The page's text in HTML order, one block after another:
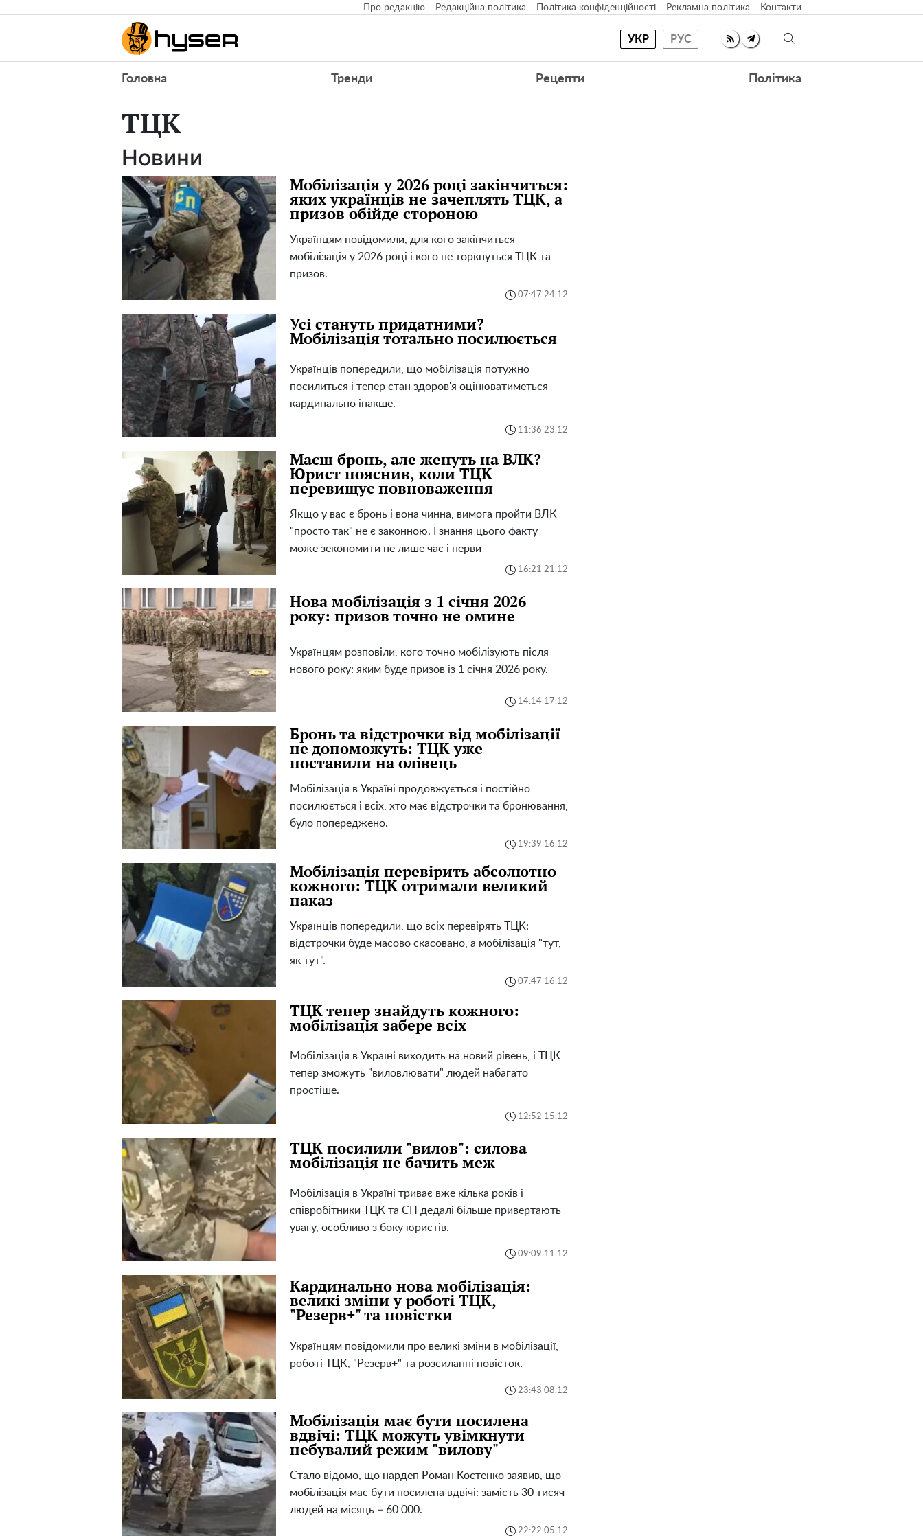
Про редакцію Редакційна політика Політика конфіденційності Рекламна політика Контакти
УКР РУС
Головна Тренди Рецепти Політика
TЦK
Новини
Мобілізація у 2026 році закінчиться:
яких українців не зачеплять ТЦК, а
призов обійде стороною
Українцям повідомили, для кого закінчиться
мобілізація у 2026 році і кого не торкнуться ТЦК та
призов.
07:47 24.12
Усі стануть придатними?
Мобілізація тотально посилюється
Українців попередили, що мобілізація потужно
посилиться і тепер стан здоров'я оцінюватиметься
кардинально інакше.
11:36 23.12
Маєш бронь, але женуть на ВЛК?
Юрист пояснив, коли ТЦК
перевищує повноваження
Якщо у вас є бронь і вона чинна, вимога пройти ВЛК
"просто так" не є законною. І знання цього факту
може зекономити не лише час і нерви
16:21 21.12
Нова мобілізація з 1 січня 2026
року: призов точно не омине
Українцям розповіли, кого точно мобілізують після
нового року: яким буде призов із 1 січня 2026 року.
14:14 17.12
Бронь та відстрочки від мобілізації
не допоможуть: ТЦК уже
поставили на олівець
Мобілізація в Україні продовжується і постійно
посилюється і всіх, хто має відстрочки та бронювання,
було попереджено.
19:39 16.12
Мобілізація перевірить абсолютно
кожного: ТЦК отримали великий
наказ
Українців попередили, що всіх перевірять ТЦК:
відстрочки буде масово скасовано, а мобілізація "тут,
як тут".
07:47 16.12
ТЦК тепер знайдуть кожного:
мобілізація забере всіх
Мобілізація в Україні виходить на новий рівень, і ТЦК
тепер зможуть "виловлювати" людей набагато
простіше.
12:52 15.12
ТЦК посилили "вилов": силова
мобілізація не бачить меж
Мобілізація в Україні триває вже кілька років і
співробітники ТЦК та СП дедалі більше привертають
увагу, особливо з боку юристів.
09:09 11.12
Кардинально нова мобілізація:
великі зміни у роботі ТЦК,
"Резерв+" та повістки
Українцям повідомили про великі зміни в мобілізації,
роботі ТЦК, "Резерв+" та розсиланні повісток.
23:43 08.12
Мобілізація має бути посилена
вдвічі: ТЦК можуть увімкнути
небувалий режим "вилову"
Стало відомо, що нардеп Роман Костенко заявив, що
мобілізація має бути посилена вдвічі: замість 30 тисяч
людей на місяць – 60 000.
22:22 05.12